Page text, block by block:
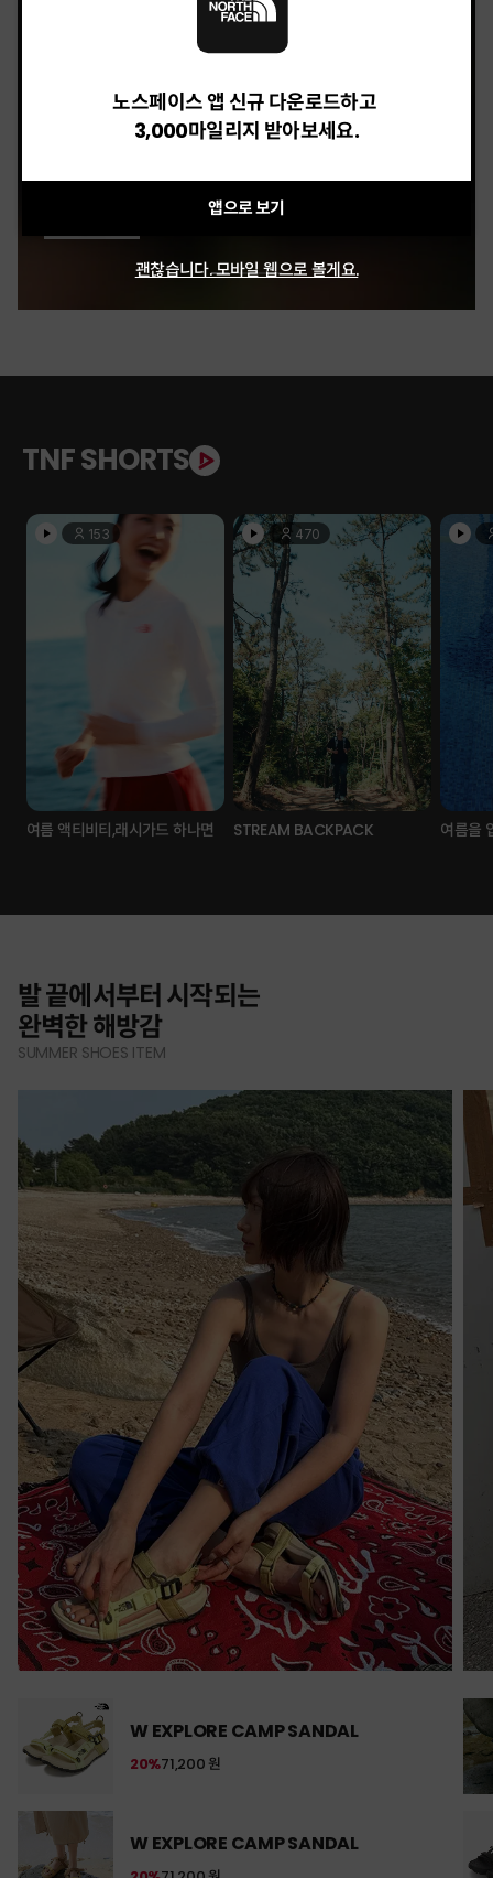
46,240 원
32%
BRIS DENIM SHORTS
118,400 원
TNF SHORTS
153
여름 액티비티,래시가드 하나면
470
STREAM BACKPACK 여름을
발 끝에서부터 시작되는
완벽한 해방감
SUMMER SHOES ITEM
W EXPLORE CAMP SANDAL
71,200 원
20%
W EXPLORE CAMP SANDAL
노스페이스 앱 신규 다운로드하고
3,000마일리지 받아보세요.
앱으로 보기
괜찮습니다. 모바일 웹으로 볼게요.